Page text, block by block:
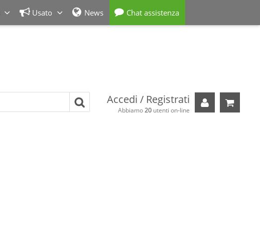
Usato News Chat assistenza
Accedi / Registrati
Abbiamo20utenti on-line
Il tuo